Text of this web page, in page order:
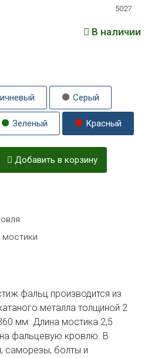
5027
В наличии
Серый
Зеленый Красный
Добавить в корзину
фальц производится из
металла толщиной 2
мм. Длина мостика 2,5
фальцевую кровлю. В
саморезы, болты и